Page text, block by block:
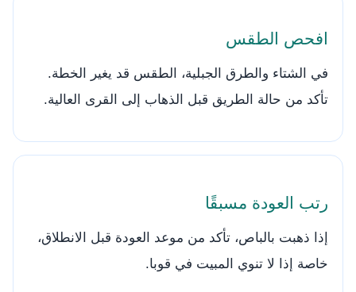
افحص الطقس
في الشتاء والطرق الجبلية، الطقس قد يغير الخطة.
تأكد من حالة الطريق قبل الذهاب إلى القرى العالية.
رتب العودة مسبقًا
إذا ذهبت بالباص، تأكد من موعد العودة قبل الانطلاق،
خاصة إذا لا تنوي المبيت في قوبا.